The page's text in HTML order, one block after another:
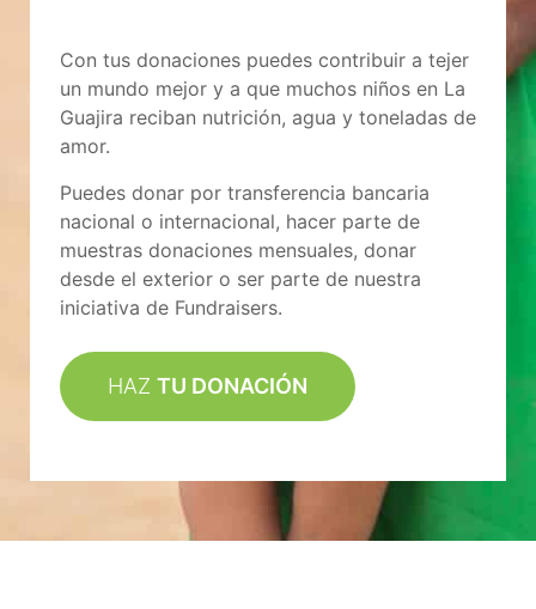
Con tus donaciones puedes contribuir a tejer
un mundo mejor y a que muchos niños en La
Guajira reciban nutrición, agua y toneladas de
amor.
Puedes donar por transferencia bancaria
nacional o internacional, hacer parte de
muestras donaciones mensuales, donar
desde el exterior o ser parte de nuestra
iniciativa de Fundraisers.
HAZ TU DONACIÓN